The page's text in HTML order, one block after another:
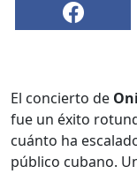
El concierto de
fue un éxito
cuánto ha
público cubano.